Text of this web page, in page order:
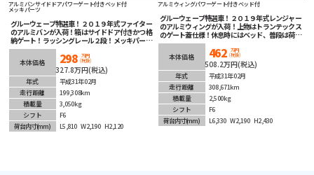
アルミバンサイドドアパワーゲート付きベッド付
メッキパーツ
グルーウェーブ特選車！２０１９年式ファイター
のアルミバンが入荷！箱はサイドドア付きかつ格
納ゲート！ラッシングレール２段！メッキパーツ
でメキメキかっこいい！安全装備充実！ナビ、バ
ックカメラ付きで後方視界確保！ETC車載器も装
着済み！即戦力間違いなしの１台！
本体価格 298 万円
(税抜)
327.8万円(税込)
年式
平成31年02月
走行距離
199,308km
積載量
3,050kg
シフト
F6
荷台内寸(mm) L5,810 W2,190 H2,120
アルミウィングパワーゲート付きベッド付
グルーウェーブ特選車！２０１９年式レンジャー
のアルミウィングが入荷！上物はトランテックス
のゲート蓋仕様！休息時にはベッド、普段は荷物
置きになるフルキャブ！210馬力のマニュアル6速
で臨機応変なアクセルワークが可能！安全装備充
実！バックカメラで後退時も安心！17レンジャー
のLEDヘッドライトはかっこいいですね！スタイ
リッシュでスマートな1台！
本体価格 462 万円
(税抜)
508.2万円(税込)
年式
平成31年02月
走行距離
308,671km
積載量
2,500kg
シフト
F6
荷台内寸(mm) L6,330 W2,190 H2,430